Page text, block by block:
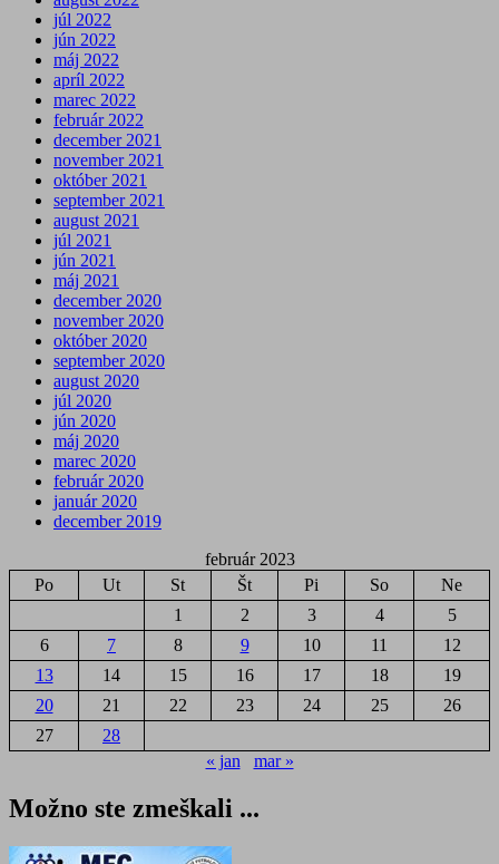
júl 2022
jún 2022
máj 2022
apríl 2022
marec 2022
február 2022
december 2021
november 2021
október 2021
september 2021
august 2021
júl 2021
jún 2021
máj 2021
december 2020
november 2020
október 2020
september 2020
august 2020
júl 2020
jún 2020
máj 2020
marec 2020
február 2020
január 2020
december 2019
február 2023
Po
Ut St Št Pi So
Ne
1
2 3 4
5
6
7 8 9 10 11
12
13
14 15 16 17 18
19
20
21 22 23 24 25
26
27
28
« jan
mar »
Možno ste zmeškali ...